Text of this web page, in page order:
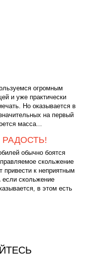
огромным
и уже практически
Но оказывается в
на первый
масса...
обычно боятся
скольжение
привести к неприятным
скольжение
в этом есть